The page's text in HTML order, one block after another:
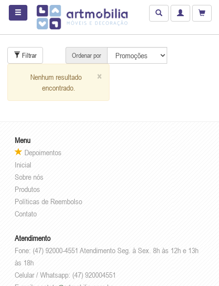
Filtrar Ordenar por
×
Nenhum resultado
encontrado.
Menu
Depoimentos
Inicial
Sobre nós
Produtos
Políticas de Reembolso
Contato
Atendimento
Fone: (47) 92000-4551 Atendimento Seg. à Sex. 8h às 12h e 13h
às 18h
Celular / Whatsapp: (47) 920004551